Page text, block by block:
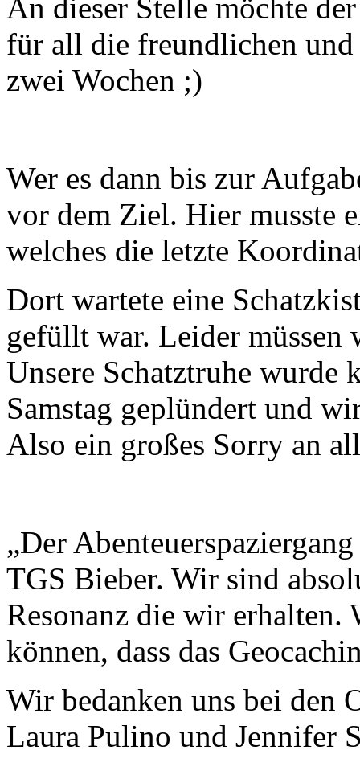
An dieser Stelle möchte
für all die freundlichen
zwei Wochen ;)
Wer es dann bis zur
vor dem Ziel. Hier musste
welches die letzte
Dort wartete eine
gefüllt war. Leider müssen
Unsere Schatztruhe wurde
Samstag geplündert und
Also ein großes Sorry an
„Der
TGS Bieber. Wir sind
Resonanz die wir
können, dass das
Wir bedanken uns bei den
Laura Pulino und Jennifer